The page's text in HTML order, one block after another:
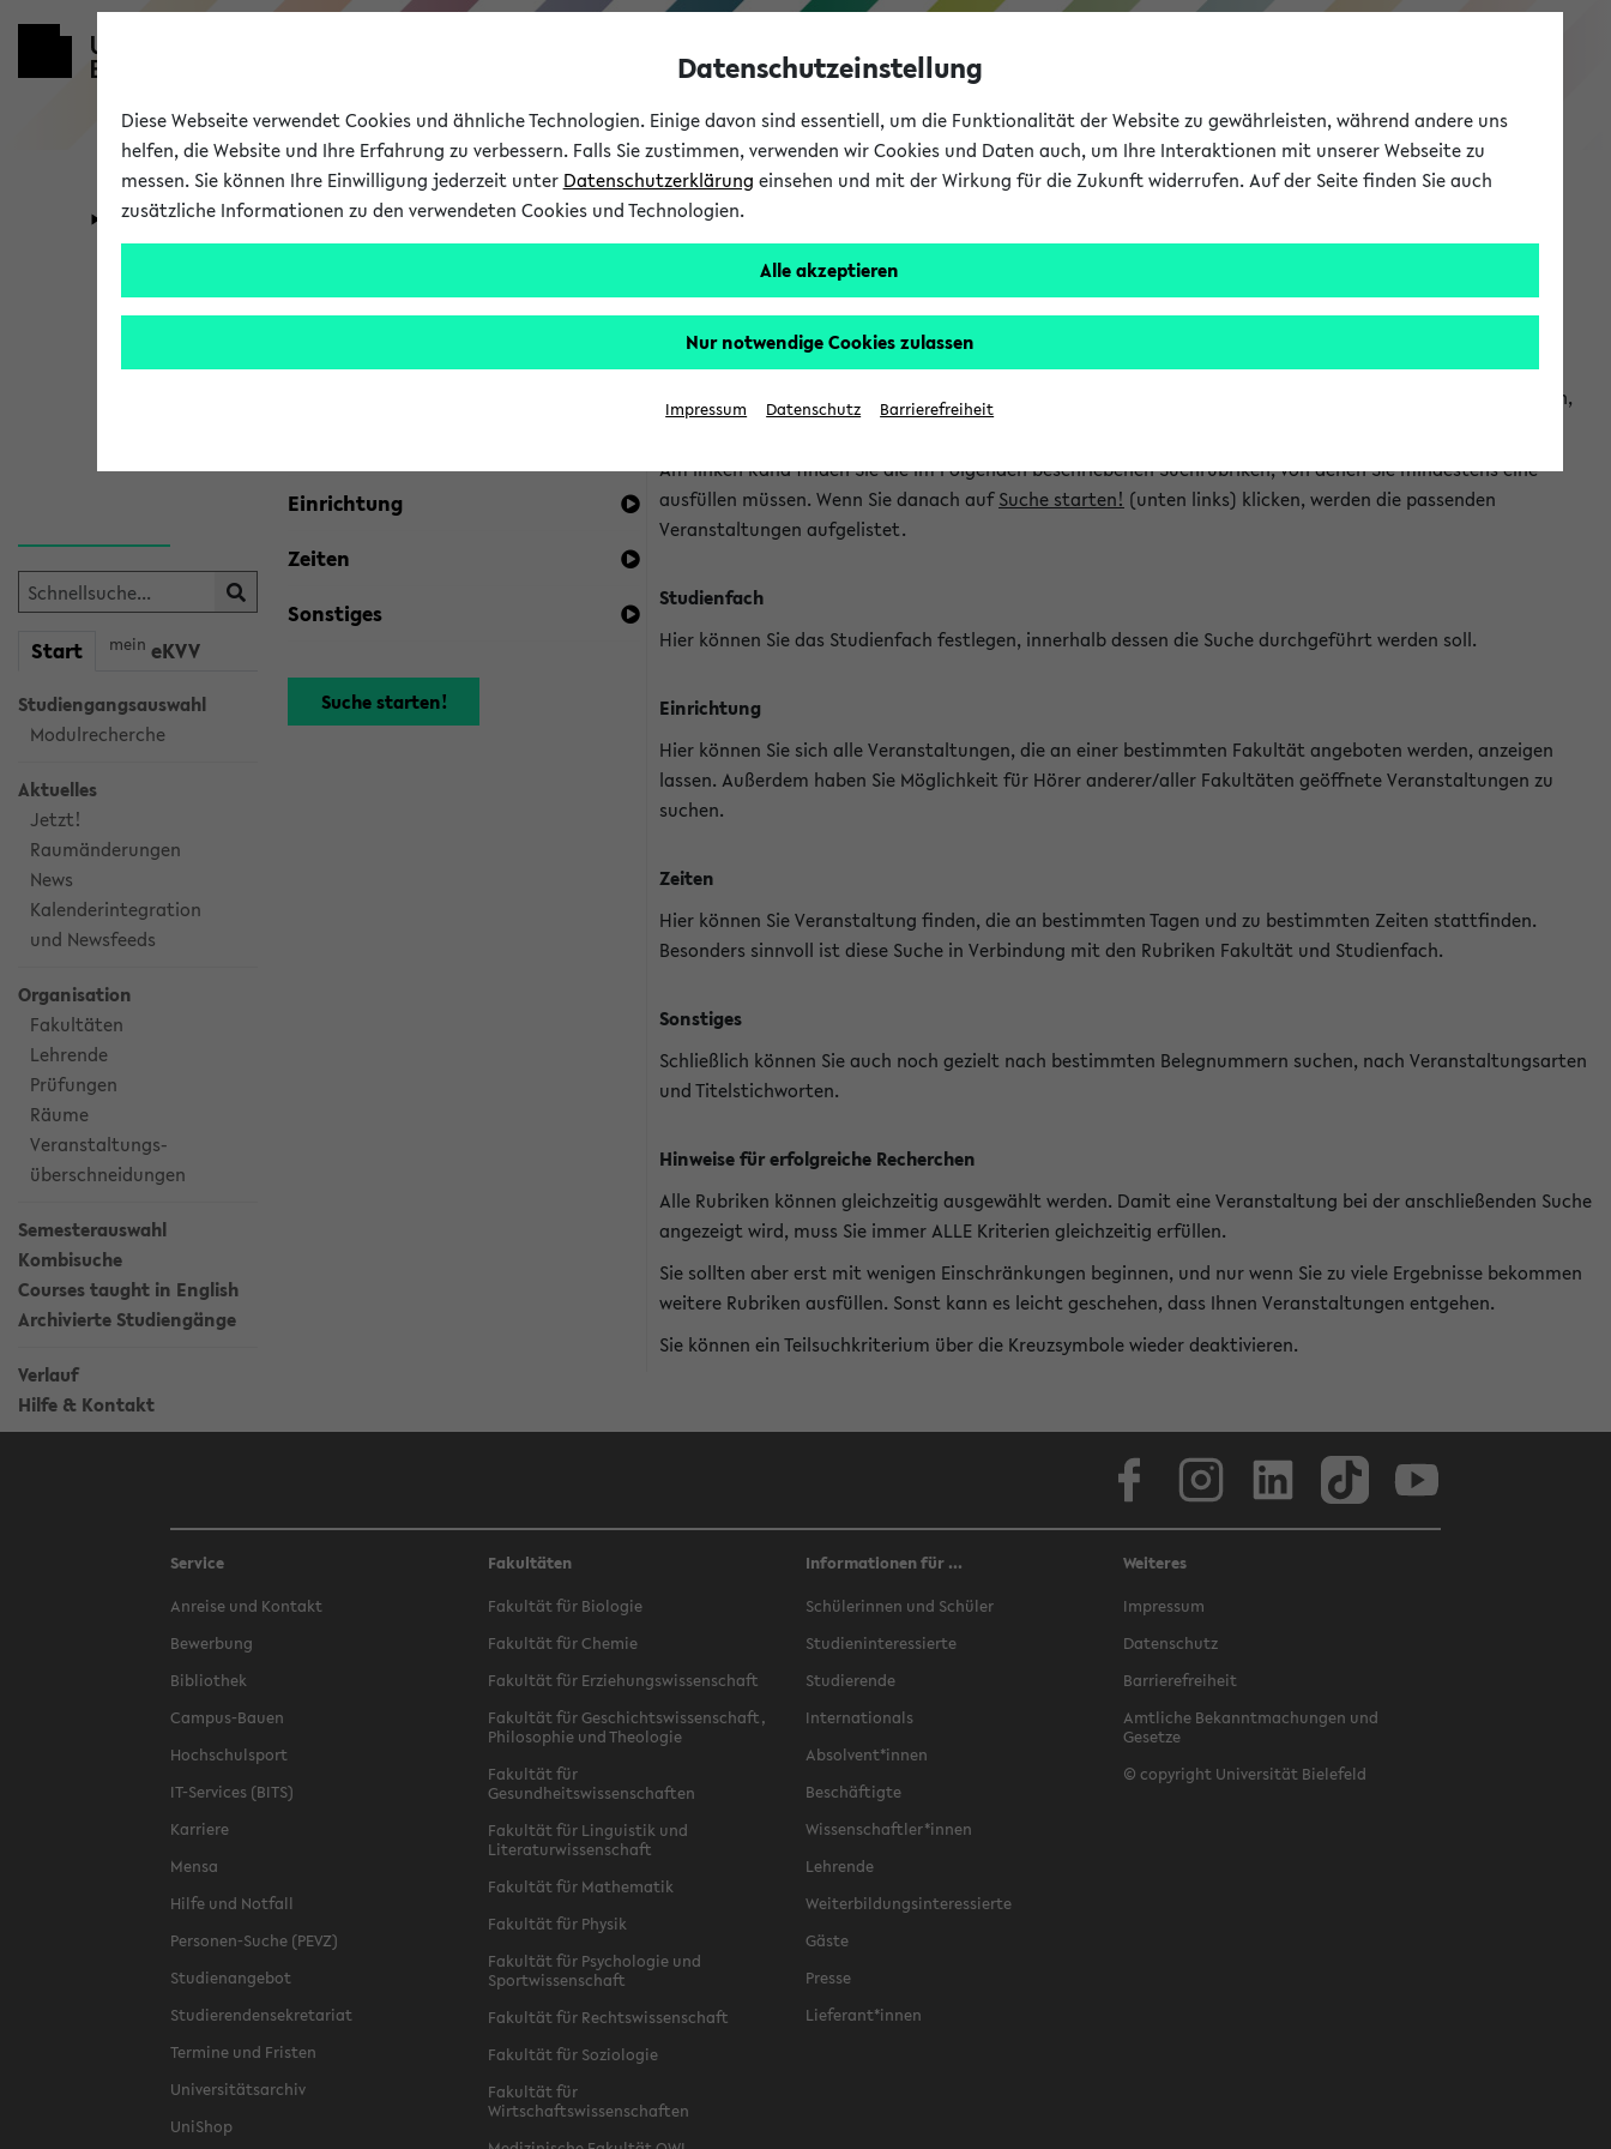
eKVV
Universität Forschung Studium
Start mein eKVV
Studiengangsauswahl
Modulrecherche
Aktuelles
Jetzt!
Raumänderungen
News
Kalenderintegration
und Newsfeeds
Organisation
Fakultäten
Lehrende
Prüfungen
Räume
Veranstaltungs-
überschneidungen
Semesterauswahl
Kombisuche
Courses taught in English
Archivierte Studiengänge
Verlauf
Hilfe & Kontakt
Kombisuche im eKVV
Ihre Suchkriterien:
Einrichtung
Zeiten
Sonstiges
Hinweise zur Kombisuche
Sie können das eKVV nach diversen Kriterien durchsuchen und so gezielt die Veranstaltungen heraussuchen,
die für Sie interessant sind.
Am linken Rand finden Sie die im Folgenden beschriebenen Suchrubriken, von denen Sie mindestens eine
ausfüllen müssen. Wenn Sie danach aufSuche starten! (unten links) klicken, werden die passenden
Veranstaltungen aufgelistet.
Studienfach
Hier können Sie das Studienfach festlegen, innerhalb dessen die Suche durchgeführt werden soll.
Einrichtung
Hier können Sie sich alle Veranstaltungen, die an einer bestimmten Fakultät angeboten werden, anzeigen
lassen. Außerdem haben Sie Möglichkeit für Hörer anderer/aller Fakultäten geöffnete Veranstaltungen zu
suchen.
Zeiten
Hier können Sie Veranstaltung finden, die an bestimmten Tagen und zu bestimmten Zeiten stattfinden.
Besonders sinnvoll ist diese Suche in Verbindung mit den Rubriken Fakultät und Studienfach.
Sonstiges
Schließlich können Sie auch noch gezielt nach bestimmten Belegnummern suchen, nach Veranstaltungsarten
und Titelstichworten.
Hinweise für erfolgreiche Recherchen
Alle Rubriken können gleichzeitig ausgewählt werden. Damit eine Veranstaltung bei der anschließenden Suche
angezeigt wird, muss Sie immer ALLE Kriterien gleichzeitig erfüllen.
Sie sollten aber erst mit wenigen Einschränkungen beginnen, und nur wenn Sie zu viele Ergebnisse bekommen
weitere Rubriken ausfüllen. Sonst kann es leicht geschehen, dass Ihnen Veranstaltungen entgehen.
Sie können ein Teilsuchkriterium über die Kreuzsymbole wieder deaktivieren.
Service
Anreise und Kontakt
Bewerbung
Bibliothek
Campus-Bauen
Hochschulsport
IT-Services (BITS)
Karriere
Mensa
Hilfe und Notfall
Personen-Suche (PEVZ)
Studienangebot
Studierendensekretariat
Termine und Fristen
Universitätsarchiv
UniShop
Fakultäten
Fakultät für Biologie
Fakultät für Chemie
Fakultät für Erziehungswissenschaft
Fakultät für Geschichtswissenschaft,
Philosophie und Theologie
Fakultät für
Gesundheitswissenschaften
Fakultät für Linguistik und
Literaturwissenschaft
Fakultät für Mathematik
Fakultät für Physik
Fakultät für Psychologie und
Sportwissenschaft
Fakultät für Rechtswissenschaft
Fakultät für Soziologie
Fakultät für
Wirtschaftswissenschaften
Informationen für ...
Schülerinnen und Schüler
Studieninteressierte
Studierende
Internationals
Absolvent*innen
Beschäftigte
Wissenschaftler*innen
Lehrende
Weiterbildungsinteressierte
Gäste
Presse
Lieferant*innen
Weiteres
Impressum
Datenschutz
Barrierefreiheit
Amtliche Bekanntmachungen und
Gesetze
© copyright Universität Bielefeld
Datenschutzeinstellung
Diese Webseite verwendet Cookies und ähnliche Technologien. Einige davon sind essentiell, um die Funktionalität der Website zu gewährleisten, während andere uns
helfen, die Website und Ihre Erfahrung zu verbessern. Falls Sie zustimmen, verwenden wir Cookies und Daten auch, um Ihre Interaktionen mit unserer Webseite zu
messen. Sie können Ihre Einwilligung jederzeit unter Datenschutzerklärung einsehen und mit der Wirkung für die Zukunft widerrufen. Auf der Seite finden Sie auch
zusätzliche Informationen zu den verwendeten Cookies und Technologien.
Alle akzeptieren
Nur notwendige Cookies zulassen
Impressum Datenschutz Barrierefreiheit